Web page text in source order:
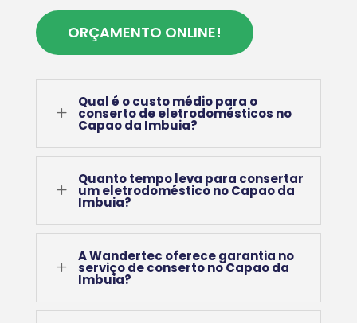
ORÇAMENTO ONLINE!
L
Qual é o custo médio para o
conserto de eletrodomésticos no
Capao da Imbuia?
L
Quanto tempo leva para consertar
um eletrodoméstico no Capao da
Imbuia?
L
A Wandertec oferece garantia no
serviço de conserto no Capao da
Imbuia?